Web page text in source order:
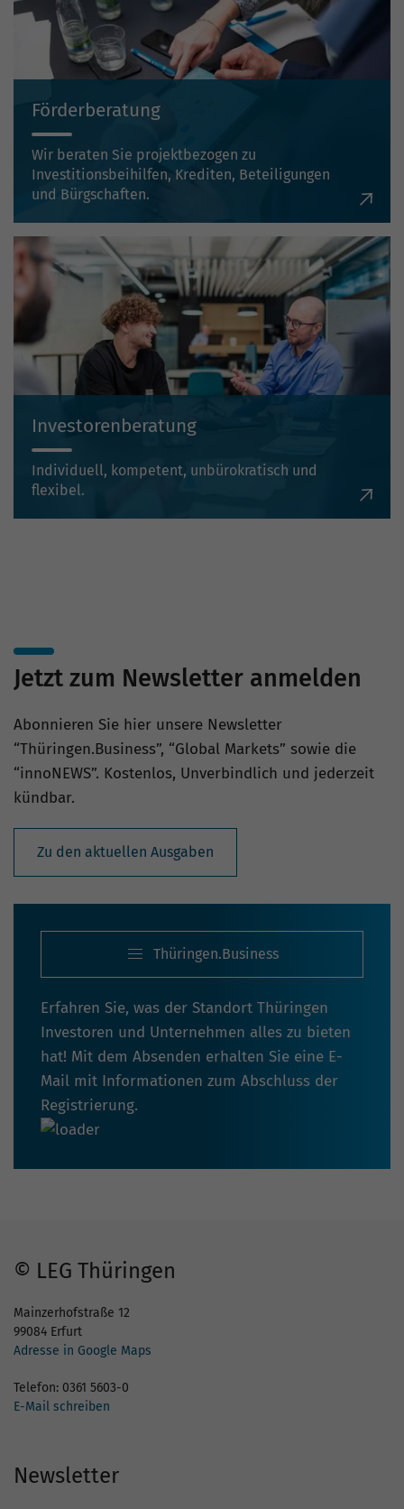
Förderberatung
Wir beraten Sie projektbezogen zu
Investitionsbeihilfen, Krediten, Beteiligungen
und Bürgschaften.
Investorenberatung
Individuell, kompetent, unbürokratisch und
flexibel.
Jetzt zum Newsletter anmelden
Abonnieren Sie hier unsere Newsletter
“Thüringen.Business”, “Global Markets” sowie die
“innoNEWS”. Kostenlos, Unverbindlich und jederzeit
kündbar.
Zu den aktuellen Ausgaben
Thüringen.Business
Erfahren Sie, was der Standort Thüringen
Investoren und Unternehmen alles zu bieten
hat! Mit dem Absenden erhalten Sie eine E-
Mail mit Informationen zum Abschluss der
Registrierung.
© LEG Thüringen
Mainzerhofstraße 12
99084 Erfurt
Adresse in Google Maps
Telefon: 0361 5603-0
E-Mail schreiben
Newsletter